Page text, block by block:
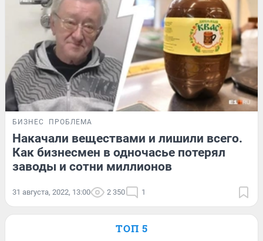
БИЗНЕС ПРОБЛЕМА
Накачали веществами и лишили всего.
Как бизнесмен в одночасье потерял
заводы и сотни миллионов
31 августа, 2022, 13:00 2 350 1
ТОП 5